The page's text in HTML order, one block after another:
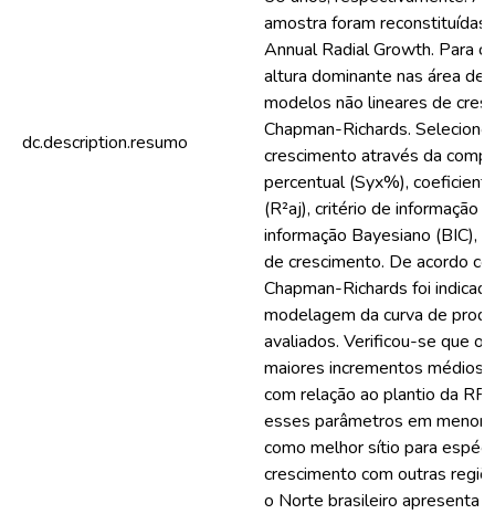
dc.description.resumo
amostra foram
Annual Radial Growth. Para
altura dominante nas área
modelos não lineares de
Chapman-Richards.
crescimento através da
percentual (Syx%),
(R²aj), critério de informação
informação Bayesiano (BIC),
de crescimento. De acordo
Chapman-Richards foi
modelagem da curva de
avaliados. Verificou-se que o
maiores incrementos médios
com relação ao plantio da
esses parâmetros em
como melhor sítio para
crescimento com outras
o Norte brasileiro apresenta